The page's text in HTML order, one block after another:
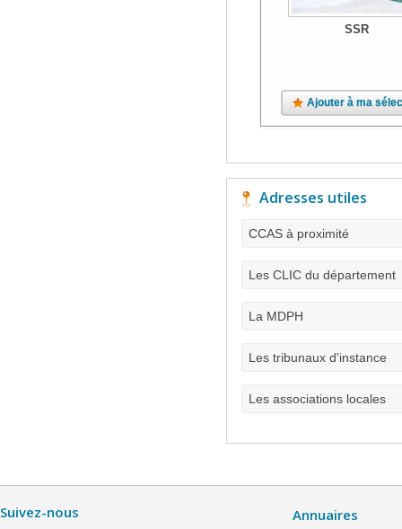
SSR
Ajouter à ma
Adresses utiles
CCAS à proximité
Les CLIC du département
La MDPH
Les tribunaux d'instance
Les associations locales
Suivez-nous Annuaires